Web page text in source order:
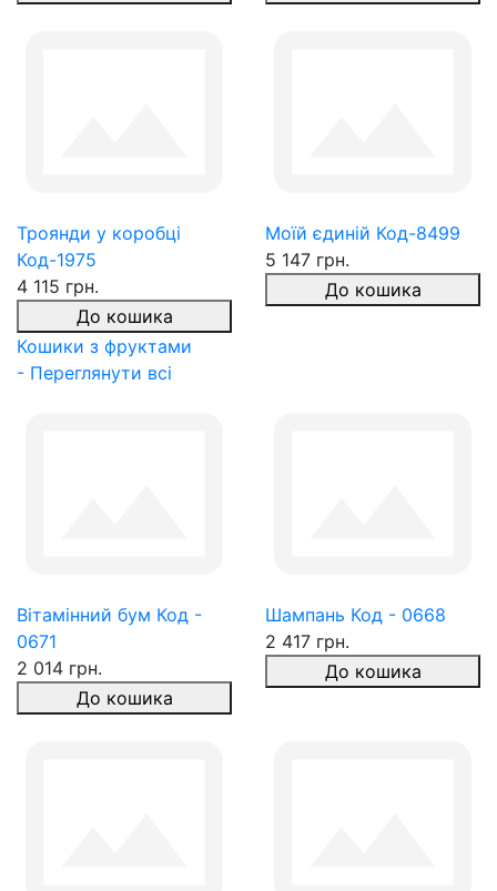
Троянди у коробці
Код-1975
4 115 грн.
До кошика
Моїй єдиній Код-8499
5 147 грн.
До кошика
Кошики з фруктами
- Переглянути всі
Вітамінний бум Код -
0671
2 014 грн.
До кошика
Шампань Код - 0668
2 417 грн.
До кошика